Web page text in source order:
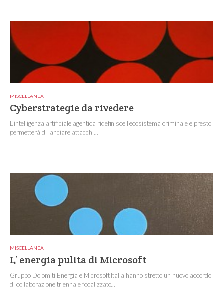
MISCELLANEA
Cyberstrategie da rivedere
L’intelligenza artificiale agentica ridefinisce l’ecosistema criminale e presto
permetterà di lanciare attacchi...
MISCELLANEA
L’ energia pulita di Microsoft
Gruppo Dolomiti Energia e Microsoft Italia hanno stretto un nuovo accordo
di collaborazione triennale focalizzato...